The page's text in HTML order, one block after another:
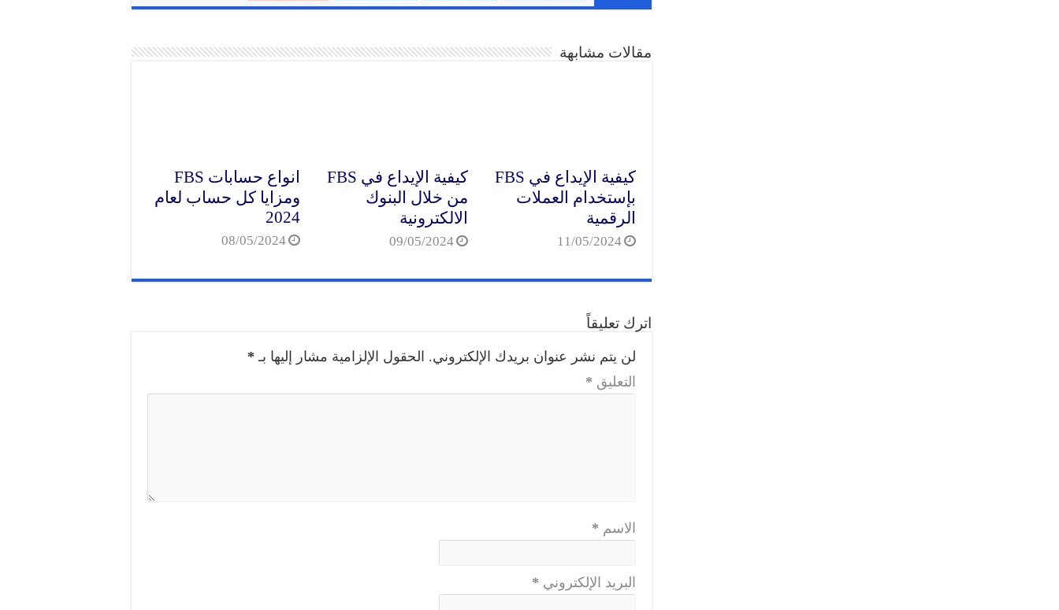
مقالات مشابهة
كيفية الإيداع في FBS
بإستخدام العملات
الرقمية
11/05/2024
كيفية الإيداع في FBS
من خلال البنوك
الالكترونية
09/05/2024
انواع حسابات FBS
ومزايا كل حساب لعام
2024
08/05/2024
اترك تعليقاً
لن يتم نشر عنوان بريدك الإلكتروني. الحقول الإلزامية مشار إليها بـ *
التعليق *
الاسم *
البريد الإلكتروني *